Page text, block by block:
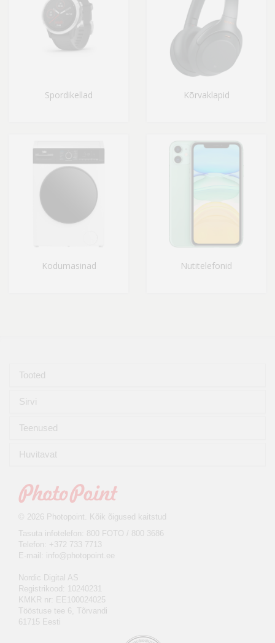
Spordikellad Kõrvaklapid
Kodumasinad Nutitelefonid
Tooted
Sirvi
Teenused
Huvitavat
© 2026 Photopoint. Kõik õigused kaitstud
Tasuta infotelefon: 800 FOTO / 800 3686
Telefon: +372 733 7713
E-mail: info@photopoint.ee
Nordic Digital AS
Registrikood: 10240231
KMKR nr: EE100024025
Tööstuse tee 6, Tõrvandi
61715 Eesti